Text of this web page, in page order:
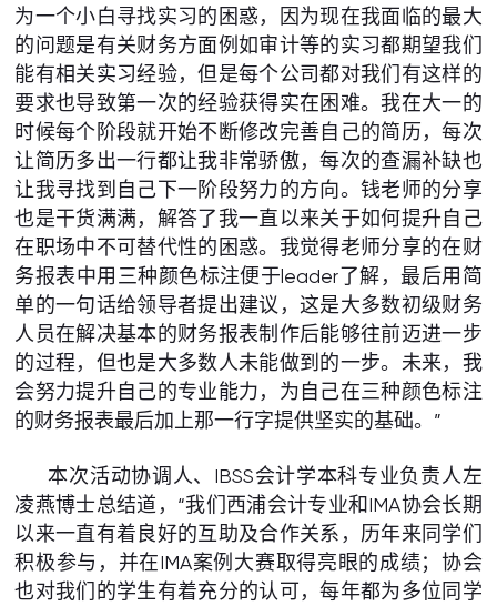
为一个小白寻找实习的困惑，因为现在我面临的最大
的问题是有关财务方面例如审计等的实习都期望我们
能有相关实习经验，但是每个公司都对我们有这样的
要求也导致第一次的经验获得实在困难。我在大一的
时候每个阶段就开始不断修改完善自己的简历，每次
让简历多出一行都让我非常骄傲，每次的查漏补缺也
让我寻找到自己下一阶段努力的方向。钱老师的分享
也是干货满满，解答了我一直以来关于如何提升自己
在职场中不可替代性的困惑。我觉得老师分享的在财
务报表中用三种颜色标注便于leader了解，最后用简
单的一句话给领导者提出建议，这是大多数初级财务
人员在解决基本的财务报表制作后能够往前迈进一步
的过程，但也是大多数人未能做到的一步。未来，我
会努力提升自己的专业能力，为自己在三种颜色标注
的财务报表最后加上那一行字提供坚实的基础。”
本次活动协调人、IBSS会计学本科专业负责人左
凌燕博士总结道，“我们西浦会计专业和IMA协会长期
以来一直有着良好的互助及合作关系，历年来同学们
积极参与，并在IMA案例大赛取得亮眼的成绩；协会
也对我们的学生有着充分的认可，每年都为多位同学